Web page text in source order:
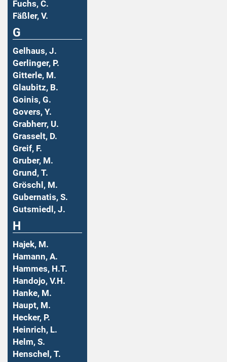
Fuchs, C.
Fäßler, V.
G
Gelhaus, J.
Gerlinger, P.
Gitterle, M.
Glaubitz, B.
Goinis, G.
Govers, Y.
Grabherr, U.
Grasselt, D.
Greif, F.
Gruber, M.
Grund, T.
Gröschl, M.
Gubernatis, S.
Gutsmiedl, J.
H
Hajek, M.
Hamann, A.
Hammes, H.T.
Handojo, V.H.
Hanke, M.
Haupt, M.
Hecker, P.
Heinrich, L.
Helm, S.
Henschel, T.